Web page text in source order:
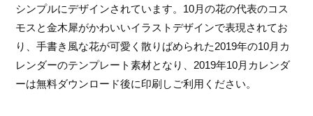
シンプルにデザインされています。10月の花の代表のコス
モスと金木犀がかわいいイラストデザインで表現されてお
り、手書き風な花が可愛く散りばめられた2019年の10月カ
レンダーのテンプレート素材となり、2019年10月カレンダ
ーは無料ダウンロード後に印刷しご利用ください。